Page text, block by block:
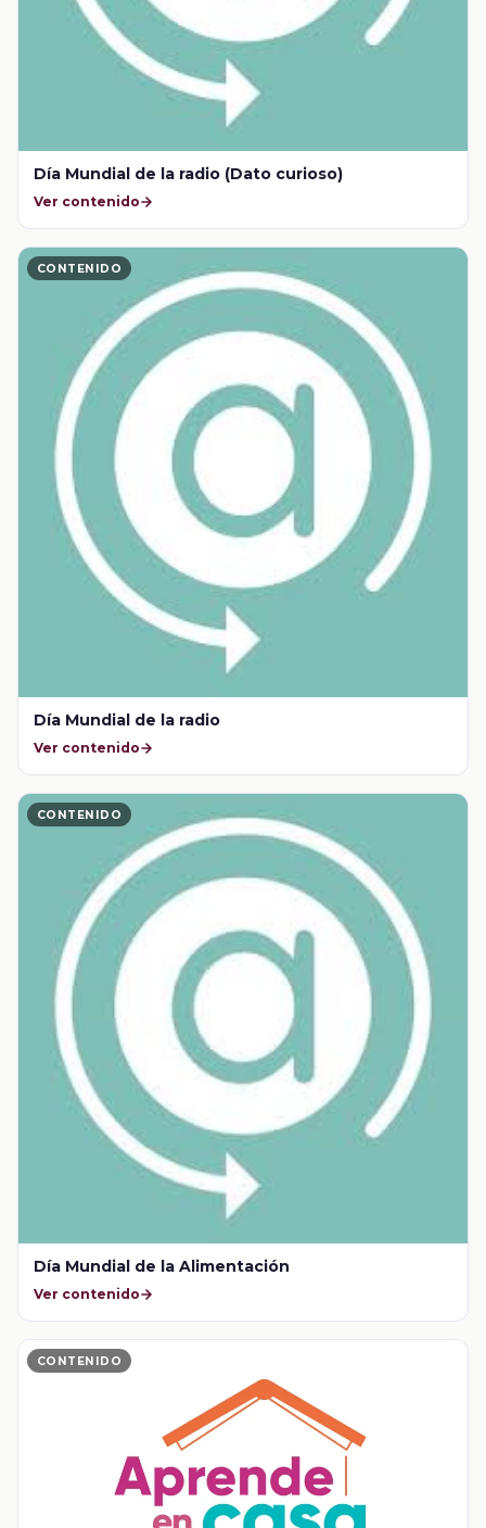
Día Mundial de la radio (Dato curioso)
Ver contenido
CONTENIDO
Día Mundial de la radio
Ver contenido
CONTENIDO
Día Mundial de la Alimentación
Ver contenido
CONTENIDO